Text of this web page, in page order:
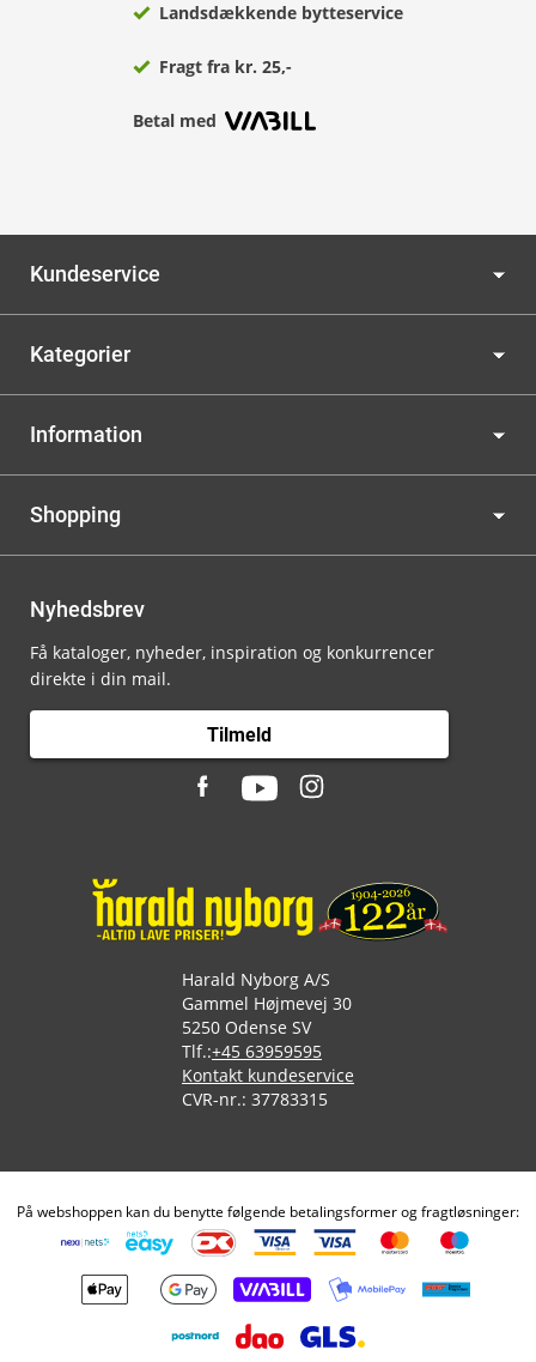
Landsdækkende bytteservice
Fragt fra kr. 25,-
Betal med
Kundeservice
Kategorier
Information
Shopping
Nyhedsbrev
Få kataloger, nyheder, inspiration og konkurrencer
direkte i din mail.
Tilmeld
Harald Nyborg A/S
Gammel Højmevej 30
5250 Odense SV
Tlf.:+45 63959595
Kontakt kundeservice
CVR-nr.: 37783315
På webshoppen kan du benytte følgende betalingsformer og fragtløsninger: